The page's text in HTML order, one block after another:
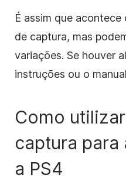
É assim que acontece
de captura, mas
variações. Se houver
instruções ou o
Como
captura para
a PS4